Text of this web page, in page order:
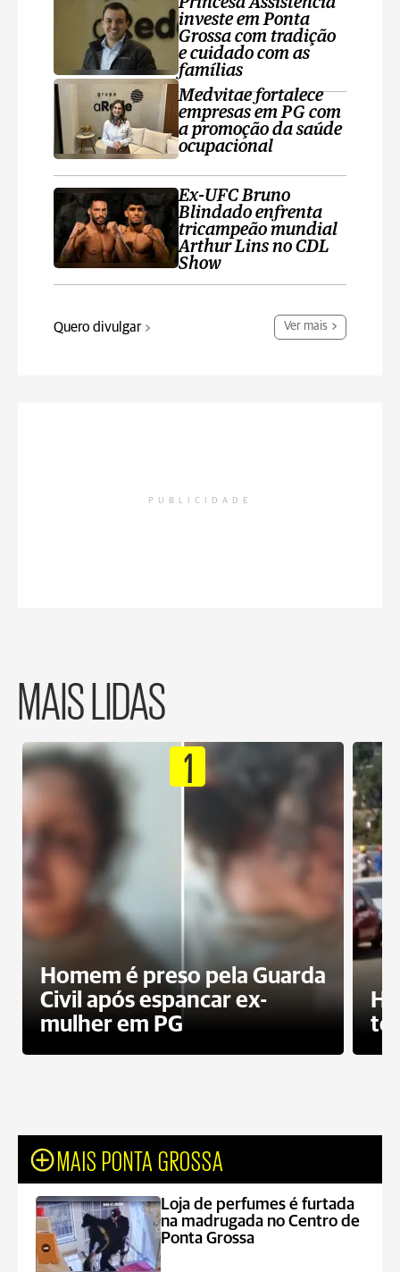
investe em Ponta
Grossa com tradição
e cuidado com as
famílias
Medvitae fortalece
empresas em PG com
a promoção da saúde
ocupacional
Ex-UFC Bruno
Blindado enfrenta
tricampeão mundial
Arthur Lins no CDL
Show
Quero divulgar Ver mais
PUBLICIDADE
MAIS LIDAS
1
Homem é preso pela Guarda
Civil após espancar ex-
mulher em PG
MAIS PONTA GROSSA
Loja de perfumes é furtada
na madrugada no Centro de
Ponta Grossa